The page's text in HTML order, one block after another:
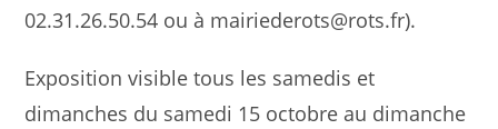
02.31.26.50.54 ou à mairiederots@rots.fr).
Exposition visible tous les samedis et
dimanches du samedi 15 octobre au dimanche